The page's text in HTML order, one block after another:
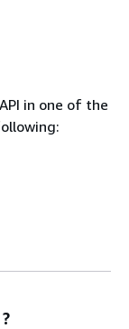
in one of the